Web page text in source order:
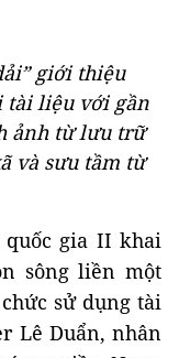
giới thiệu
tài liệu với gần
ảnh từ lưu trữ
và sưu tầm từ
quốc gia II khai
sông liền một
sử dụng tài
Lê Duẩn, nhân